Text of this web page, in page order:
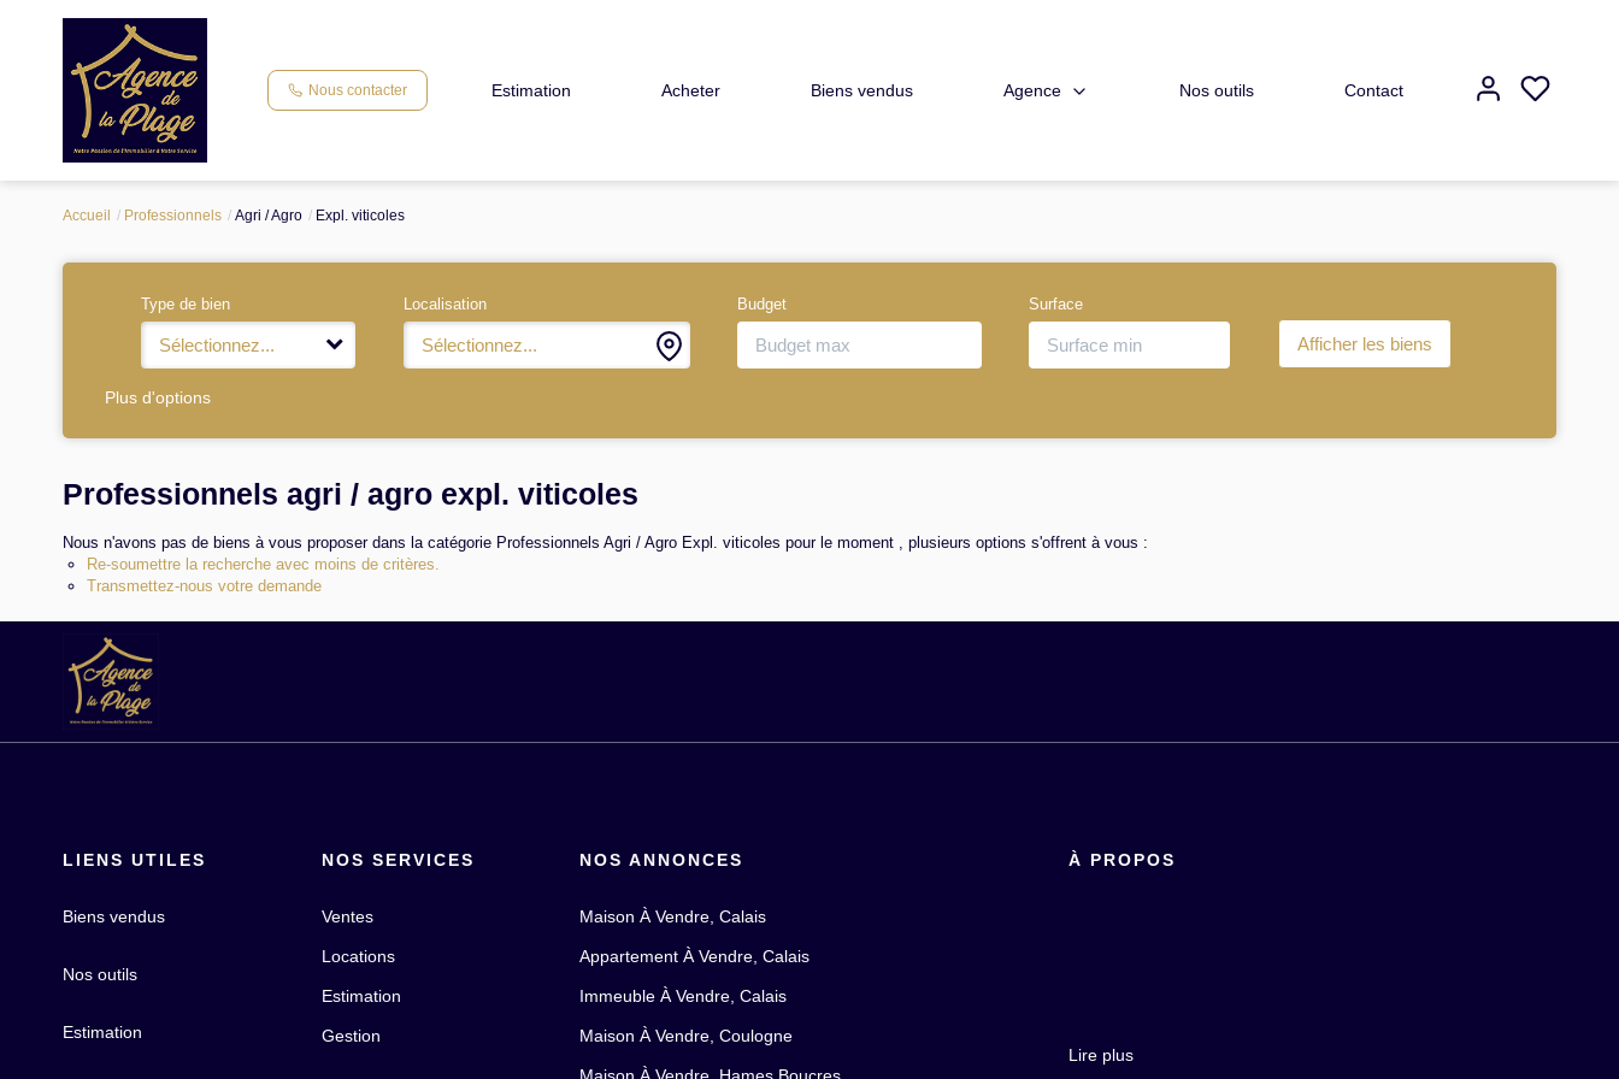
Nous contacter Estimation Acheter Biens vendus Agence Nos outils Contact
Accueil Professionnels Agri / Agro Expl. viticoles
Type de bien
Sélectionnez...
Localisation
Sélectionnez...
Budget Surface
Plus d'options
Professionnels agri / agro expl. viticoles
Nous n'avons pas de biens à vous proposer dans la catégorie Professionnels Agri / Agro Expl. viticoles pour le moment , plusieurs options s'offrent à vous :
Re-soumettre la recherche avec moins de critères.
Transmettez-nous votre demande
LIENS UTILES
Biens vendus
Nos outils
Estimation
NOS SERVICES
Ventes
Locations
Estimation
Gestion
NOS ANNONCES
Maison À Vendre, Calais
Appartement À Vendre, Calais
Immeuble À Vendre, Calais
Maison À Vendre, Coulogne
À PROPOS
Lire plus